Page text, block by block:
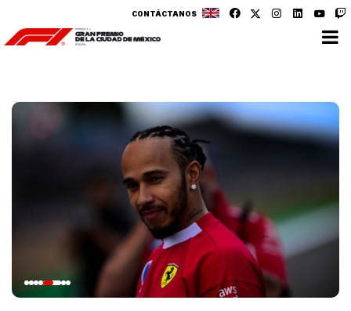
CONTÁCTANOS